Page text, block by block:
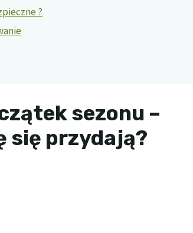
?
sezonu –
się przydają?